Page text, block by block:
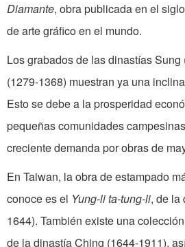
Diamante, obra publicada en el
de arte gráfico en el mundo.
Los grabados de las dinastías Sung
(1279-1368) muestran ya una
Esto se debe a la prosperidad
pequeñas comunidades
creciente demanda por obras de
En Taiwan, la obra de estampado
conoce es el Yung-li ta-tung-li, de la
1644). También existe una
de la dinastía Ching (1644-1911),